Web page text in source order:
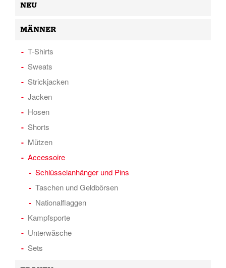
NEU
MÄNNER
T-Shirts
Sweats
Strickjacken
Jacken
Hosen
Shorts
Mützen
Accessoire
Schlüsselanhänger und Pins
Taschen und Geldbörsen
Nationalflaggen
Kampfsporte
Unterwäsche
Sets